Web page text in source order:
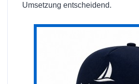
Umsetzung entscheidend.